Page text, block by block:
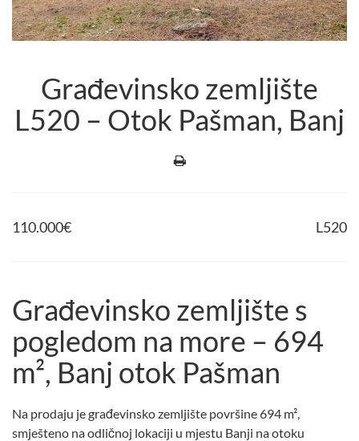
Građevinsko zemljište
L520 – Otok Pašman, Banj
110.000€ L520
Građevinsko zemljište s
pogledom na more – 694
m², Banj otok Pašman
Na prodaju je građevinsko zemljište površine 694 m²,
smješteno na odličnoj lokaciji u mjestu Banji na otoku